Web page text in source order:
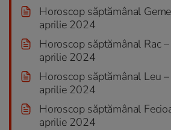
Horoscop săptămânal
aprilie 2024
Horoscop săptămânal Rac
aprilie 2024
Horoscop săptămânal Leu
aprilie 2024
Horoscop săptămânal
aprilie 2024